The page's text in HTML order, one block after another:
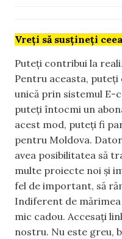
Vreți să susțineți
Puteți contribui la
Pentru aceasta,
unică prin sistemul E-
puteți întocmi un
acest mod, puteți fi
pentru Moldova.
avea posibilitatea să
multe proiecte noi și
fel de important, să
Indiferent de
mic cadou. Accesați
nostru. Nu este greu,